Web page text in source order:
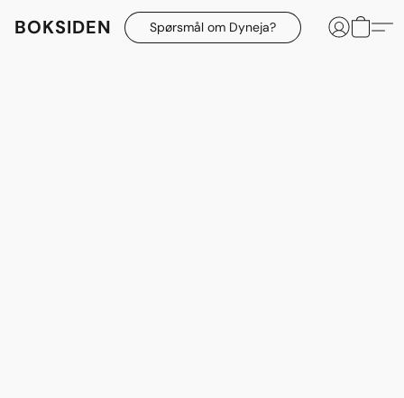
BOKSIDEN Spørsmål om Dyneja?